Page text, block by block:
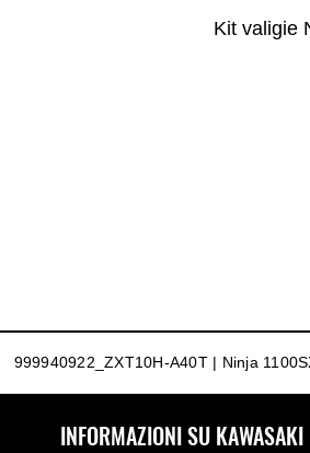
Kit valigie
999940922_ZXT10H-A40T | Ninja
INFORMAZIONI SU KAWASAKI